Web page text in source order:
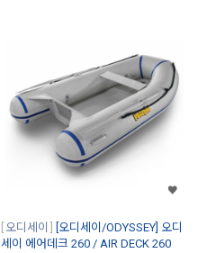
오디세이
[오디세이/ODYSSEY] 오디
세이 에어데크 260 / AIR DECK 260